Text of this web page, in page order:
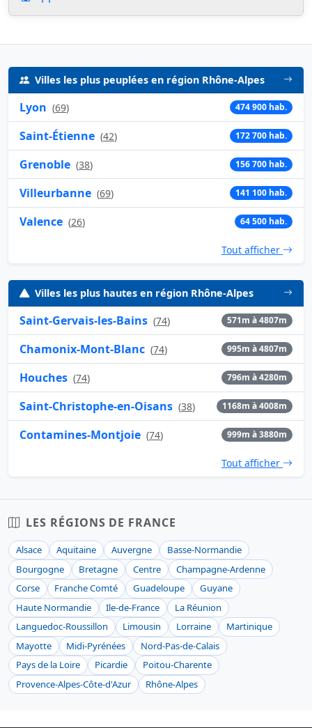
Villes les plus peuplées en région Rhône-Alpes
Lyon (69) 474 900 hab.
Saint-Étienne (42) 172 700 hab.
Grenoble (38) 156 700 hab.
Villeurbanne (69) 141 100 hab.
Valence (26) 64 500 hab.
Tout afficher
Villes les plus hautes en région Rhône-Alpes
Saint-Gervais-les-Bains (74) 571m à 4807m
Chamonix-Mont-Blanc (74) 995m à 4807m
Houches (74) 796m à 4280m
Saint-Christophe-en-Oisans (38) 1168m à 4008m
Contamines-Montjoie (74) 999m à 3880m
Tout afficher
LES RÉGIONS DE FRANCE
Alsace Aquitaine Auvergne
Basse-Normandie
Bourgogne
Bretagne Centre
Champagne-Ardenne
Corse
Franche Comté Guadeloupe
Guyane
Haute Normandie
Ile-de-France
La Réunion
Languedoc-Roussillon
Limousin Lorraine
Martinique
Mayotte
Midi-Pyrénées
Nord-Pas-de-Calais
Pays de la Loire
Picardie
Poitou-Charente
Provence-Alpes-Côte-d'Azur
Rhône-Alpes